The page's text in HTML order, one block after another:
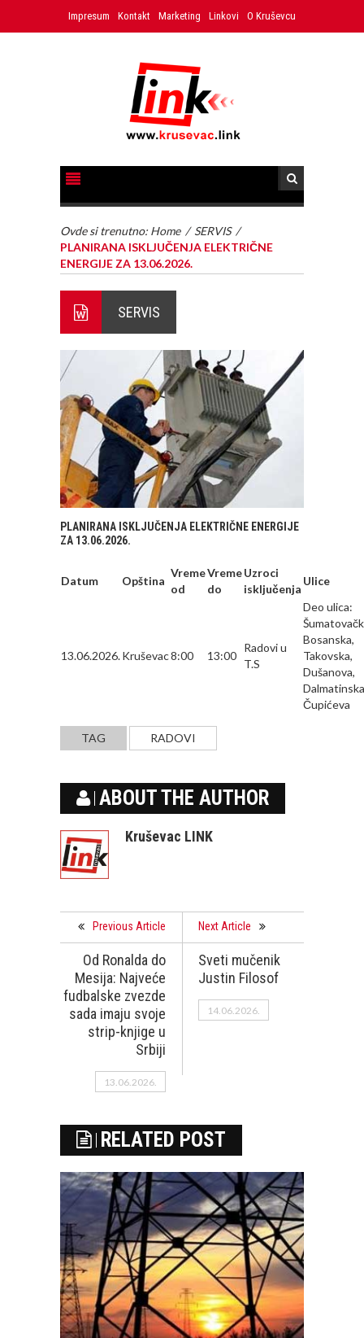
Impresum Kontakt Marketing Linkovi O Kruševcu
Ovde si trenutno: Home / SERVIS /
PLANIRANA ISKLJUČENJA ELEKTRIČNE
ENERGIJE ZA 13.06.2026.
SERVIS
PLANIRANA ISKLJUČENJA ELEKTRIČNE ENERGIJE
ZA 13.06.2026.
Datum Opština
Vreme
od
Vreme
do
Uzroci
isključenja
Ulice
13.06.2026.Kruševac8:00 13:00
Radovi u
T.S
Deo ulica:
Bosanska,
Takovska,
Dušanova,
Čupićeva
TAG RADOVI
ABOUT THE AUTHOR
Kruševac LINK
Previous Article
Od Ronalda do
Mesija: Najveće
fudbalske zvezde
sada imaju svoje
strip-knjige u
Srbiji
13.06.2026.
Next Article
Sveti mučenik
Justin Filosof
14.06.2026.
RELATED POST